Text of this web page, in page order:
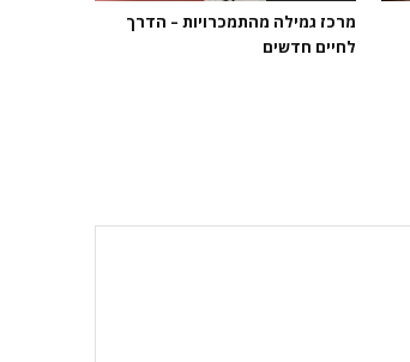
מרכז גמילה מהתמכרויות – הדרך
לחיים חדשים